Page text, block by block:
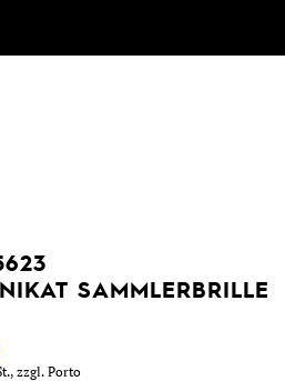
SAMMLERBRILLE
zzgl. Porto